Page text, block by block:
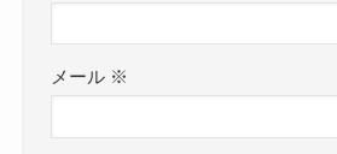
メール ※